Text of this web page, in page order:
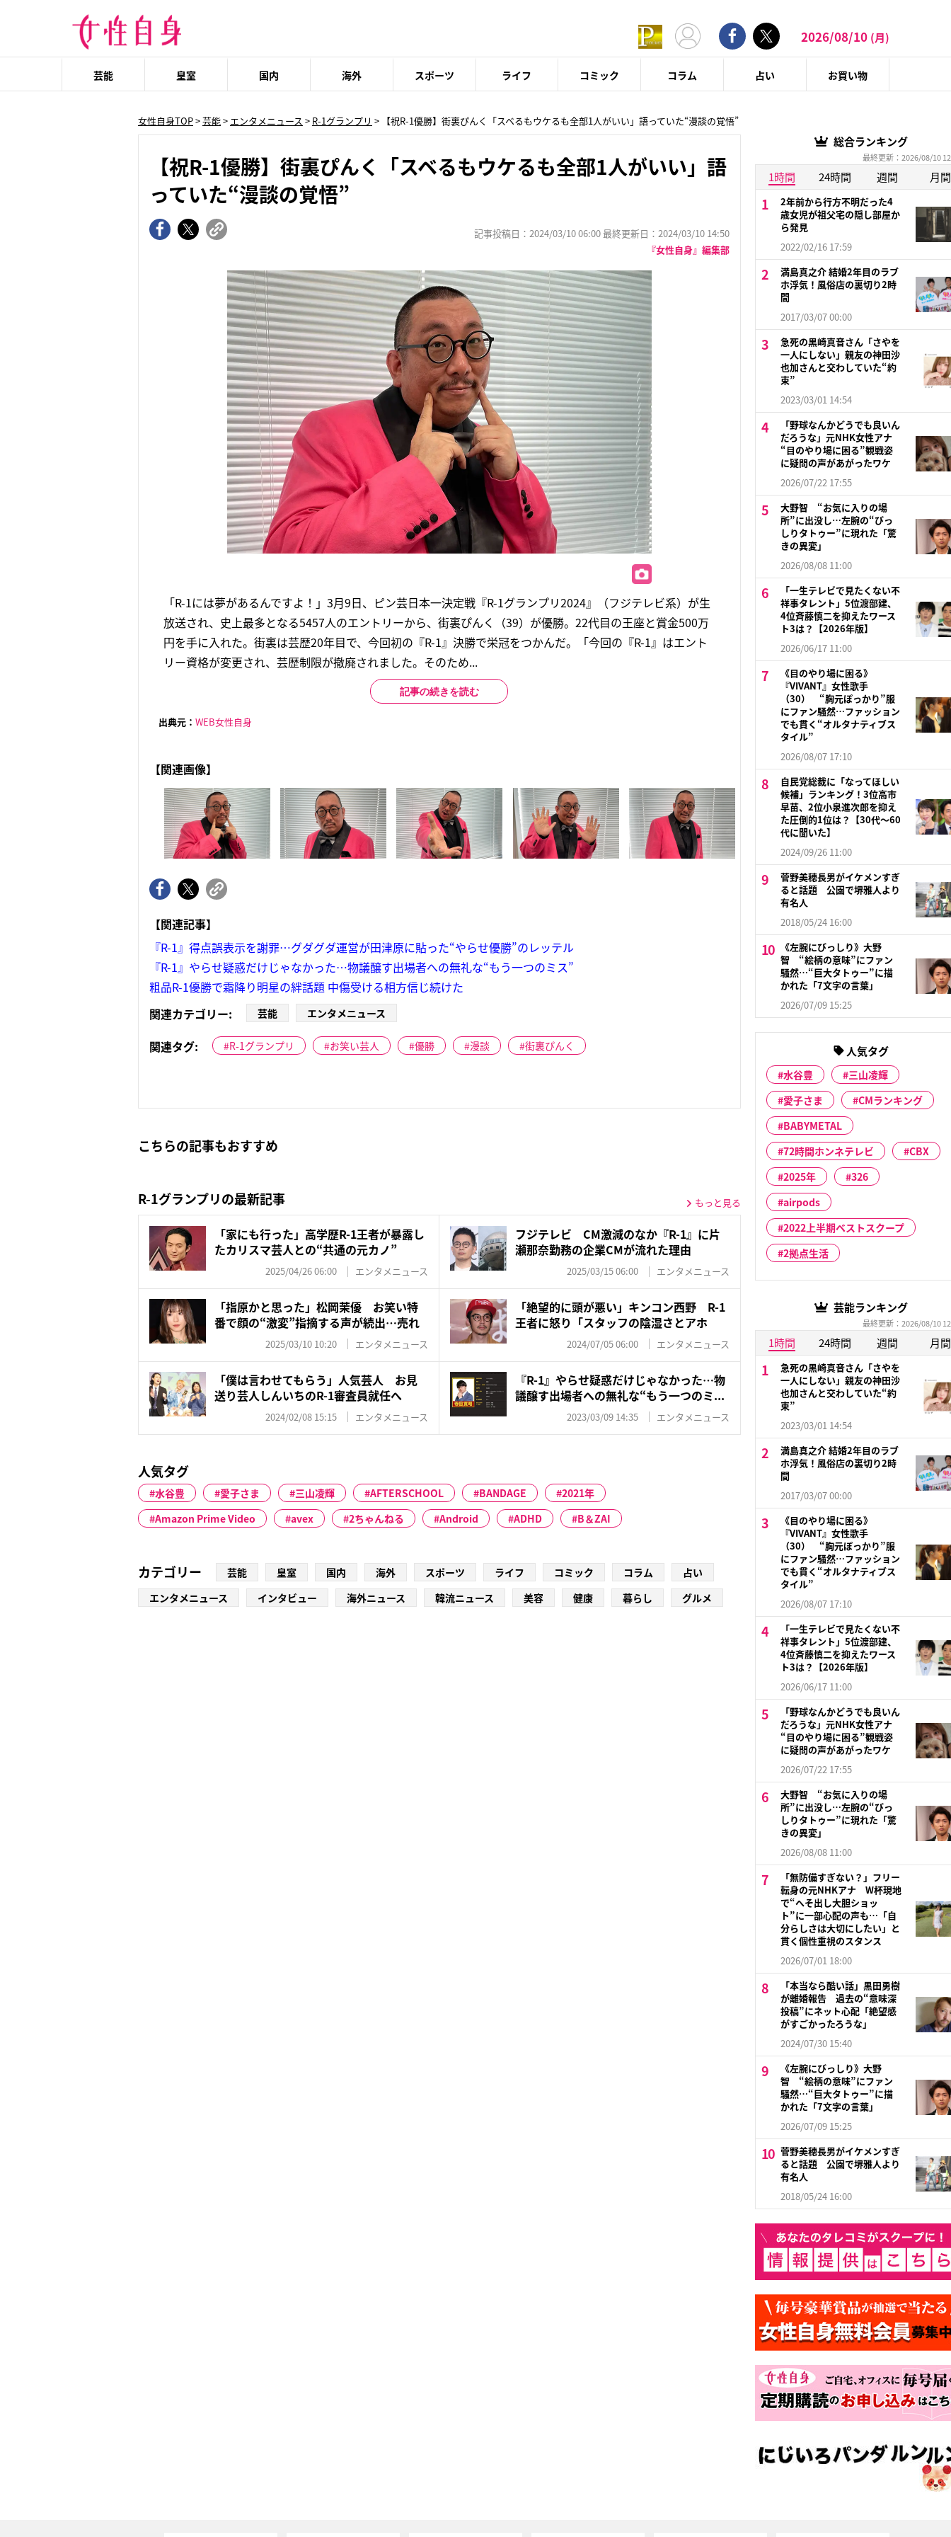
2026/08/10 (月)
芸能 皇室 国内 海外 スポーツ ライフ コミック コラム 占い お買い物
女性自身TOP>芸能> エンタメニュース > R-1グランプリ > 【祝R-1優勝】街裏ぴんく「スベるもウケるも全部1人がいい」語っていた“漫談の覚悟”
【祝R-1優勝】街裏ぴんく「スベるもウケるも全部1人がいい」語
っていた“漫談の覚悟”
記事投稿日：2024/03/10 06:00 最終更新日：2024/03/10 14:50
『女性自身』編集部
「R-1には夢があるんですよ！」3月9日、ピン芸日本一決定戦『R-1グランプリ2024』（フジテレビ系）が生
放送され、史上最多となる5457人のエントリーから、街裏ぴんく（39）が優勝。22代目の王座と賞金500万
円を手に入れた。街裏は芸歴20年目で、今回初の『R-1』決勝で栄冠をつかんだ。「今回の『R-1』はエント
リー資格が変更され、芸歴制限が撤廃されました。そのため...
記事の続きを読む
出典元： WEB女性自身
【関連画像】
【関連記事】
『R-1』得点誤表示を謝罪…グダグダ運営が田津原に貼った“やらせ優勝”のレッテル
『R-1』やらせ疑惑だけじゃなかった…物議醸す出場者への無礼な“もう一つのミス”
粗品R-1優勝で霜降り明星の絆話題 中傷受ける相方信じ続けた
関連カテゴリー:
芸能 エンタメニュース
関連タグ: R-1グランプリ お笑い芸人 優勝 漫談 街裏ぴんく
こちらの記事もおすすめ
R-1グランプリの最新記事 もっと見る
「家にも行った」高学歴R-1王者が暴露し
たカリスマ芸人との“共通の元カノ”
2025/04/26 06:00 エンタメニュース
フジテレビ CM激減のなか『R-1』に片
瀬那奈勤務の企業CMが流れた理由
2025/03/15 06:00 エンタメニュース
「指原かと思った」松岡茉優 お笑い特
番で顔の“激変”指摘する声が続出…売れ
2025/03/10 10:20 エンタメニュース
「絶望的に頭が悪い」キンコン西野 R-1
王者に怒り「スタッフの陰湿さとアホ
2024/07/05 06:00 エンタメニュース
「僕は言わせてもらう」人気芸人 お見
送り芸人しんいちのR-1審査員就任へ
2024/02/08 15:15 エンタメニュース
『R-1』やらせ疑惑だけじゃなかった…物
議醸す出場者への無礼な“もう一つのミ...
2023/03/09 14:35 エンタメニュース
人気タグ
水谷豊 愛子さま 三山凌輝 AFTERSCHOOL BANDAGE
2021年
Amazon Prime Video
avex 2ちゃんねる Android ADHD B＆ZAI
カテゴリー 芸能 皇室 国内 海外 スポーツ ライフ コミック コラム
占い
エンタメニュース
インタビュー 海外ニュース 韓流ニュース 美容 健康 暮らし グルメ
総合ランキング
最終更新：2026/08/10
1時間 24時間 週間 月間
2年前から行方不明だった4
歳女児が祖父宅の隠し部屋か
ら発見
2022/02/16 17:59
満島真之介 結婚2年目のラブ
ホ浮気！風俗店の裏切り2時
間
2017/03/07 00:00
急死の黒崎真音さん「さやを
一人にしない」親友の神田沙
也加さんと交わしていた“約
束”
2023/03/01 14:54
「野球なんかどうでも良いん
だろうな」元NHK女性アナ
“目のやり場に困る”観戦姿
に疑問の声があがったワケ
2026/07/22 17:55
大野智 “お気に入りの場
所”に出没し…左腕の“びっ
しりタトゥー”に現れた「驚
きの異変」
2026/08/08 11:00
「一生テレビで見たくない不
祥事タレント」5位渡部建、
4位斉藤慎二を抑えたワース
ト3は？【2026年版】
2026/06/17 11:00
《目のやり場に困る》
『VIVANT』女性歌手
（30） “胸元ぽっかり”服
にファン騒然…ファッション
でも貫く“オルタナティブス
タイル”
2026/08/07 17:10
自民党総裁に「なってほしい
候補」ランキング！3位高市
早苗、2位小泉進次郎を抑え
た圧倒的1位は？【30代〜60
代に聞いた】
2024/09/26 11:00
菅野美穂長男がイケメンすぎ
ると話題 公園で堺雅人より
有名人
2018/05/24 16:00
《左腕にびっしり》大野
智 “絵柄の意味”にファン
騒然…“巨大タトゥー”に描
かれた「7文字の言葉」
2026/07/09 15:25
人気タグ
水谷豊
三山凌輝
愛子さま
CMランキング
BABYMETAL
72時間ホンネテレビ
CBX
2025年
326
airpods
2022上半期ベストスクープ
2拠点生活
芸能ランキング
最終更新：2026/08/10
1時間 24時間 週間 月間
急死の黒崎真音さん「さやを
一人にしない」親友の神田沙
也加さんと交わしていた“約
束”
2023/03/01 14:54
満島真之介 結婚2年目のラブ
ホ浮気！風俗店の裏切り2時
間
2017/03/07 00:00
《目のやり場に困る》
『VIVANT』女性歌手
（30） “胸元ぽっかり”服
にファン騒然…ファッション
でも貫く“オルタナティブス
タイル”
2026/08/07 17:10
「一生テレビで見たくない不
祥事タレント」5位渡部建、
4位斉藤慎二を抑えたワース
ト3は？【2026年版】
2026/06/17 11:00
「野球なんかどうでも良いん
だろうな」元NHK女性アナ
“目のやり場に困る”観戦姿
に疑問の声があがったワケ
2026/07/22 17:55
大野智 “お気に入りの場
所”に出没し…左腕の“びっ
しりタトゥー”に現れた「驚
きの異変」
2026/08/08 11:00
「無防備すぎない？」フリー
転身の元NHKアナ W杯現地
で“へそ出し大胆ショッ
ト”に一部心配の声も…「自
分らしさは大切にしたい」と
貫く個性重視のスタンス
2026/07/01 18:00
「本当なら酷い話」黒田勇樹
が離婚報告 過去の“意味深
投稿”にネット心配「絶望感
がすごかったろうな」
2024/07/30 15:40
《左腕にびっしり》大野
智 “絵柄の意味”にファン
騒然…“巨大タトゥー”に描
かれた「7文字の言葉」
2026/07/09 15:25
菅野美穂長男がイケメンすぎ
ると話題 公園で堺雅人より
有名人
2018/05/24 16:00